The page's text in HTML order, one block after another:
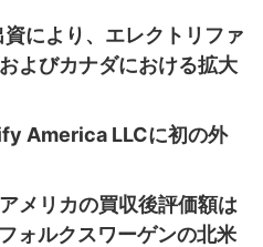
により、エレクトリファ
よびカナダにおける拡大
America LLCに初の外
メリカの買収後評価額は
ォルクスワーゲンの北米